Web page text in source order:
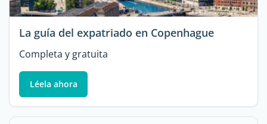
La guía del expatriado en Copenhague
Completa y gratuita
Léela ahora